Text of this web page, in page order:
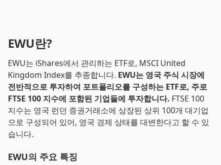
EWU란?
EWU는 iShares에서 관리하는 ETF로, MSCI United
Kingdom Index를 추종합니다. EWU는 영국 주식 시장에
전반적으로 투자하여 포트폴리오를 구성하는 ETF로, 주로
FTSE 100 지수에 포함된 기업들에 투자합니다. FTSE 100
지수는 영국 런던 증권거래소에 상장된 상위 100개 대기업
으로 구성되어 있어, 영국 경제 상태를 대변한다고 할 수 있
습니다.
EWU의 주요 특징